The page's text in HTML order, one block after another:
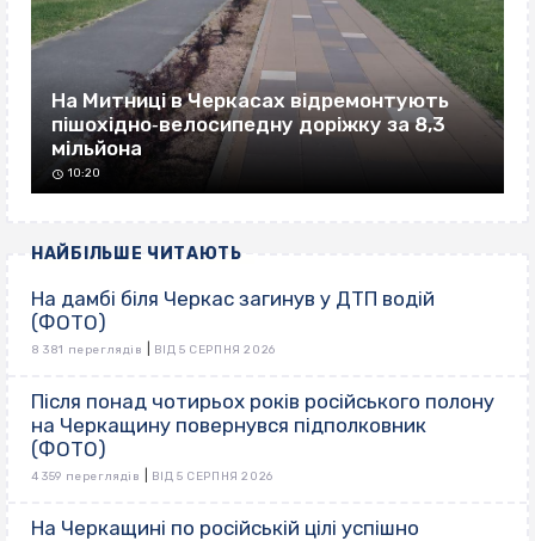
На Митниці в Черкасах відремонтують
пішохідно‐велосипедну доріжку за 8,3
мільйона
10:20
НАЙБІЛЬШЕ ЧИТАЮТЬ
На дамбі біля Черкас загинув у ДТП водій
(ФОТО)
8 381 переглядів ВІД 5 СЕРПНЯ 2026
Після понад чотирьох років російського полону
на Черкащину повернувся підполковник
(ФОТО)
4 359 переглядів ВІД 5 СЕРПНЯ 2026
На Черкащині по російській цілі успішно